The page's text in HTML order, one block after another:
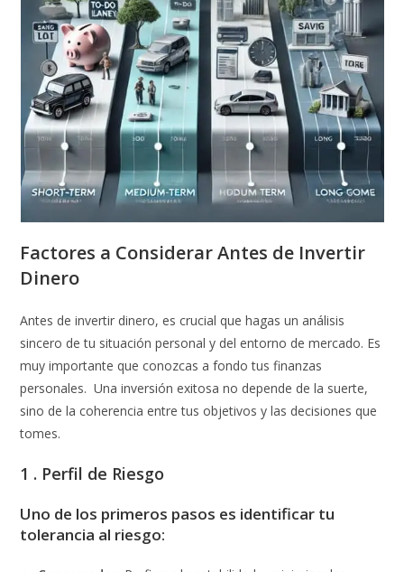
Factores a Considerar Antes de Invertir
Dinero
Antes de invertir dinero, es crucial que hagas un análisis
sincero de tu situación personal y del entorno de mercado. Es
muy importante que conozcas a fondo tus finanzas
personales. Una inversión exitosa no depende de la suerte,
sino de la coherencia entre tus objetivos y las decisiones que
tomes.
1 . Perfil de Riesgo
Uno de los primeros pasos es identificar tu
tolerancia al riesgo: